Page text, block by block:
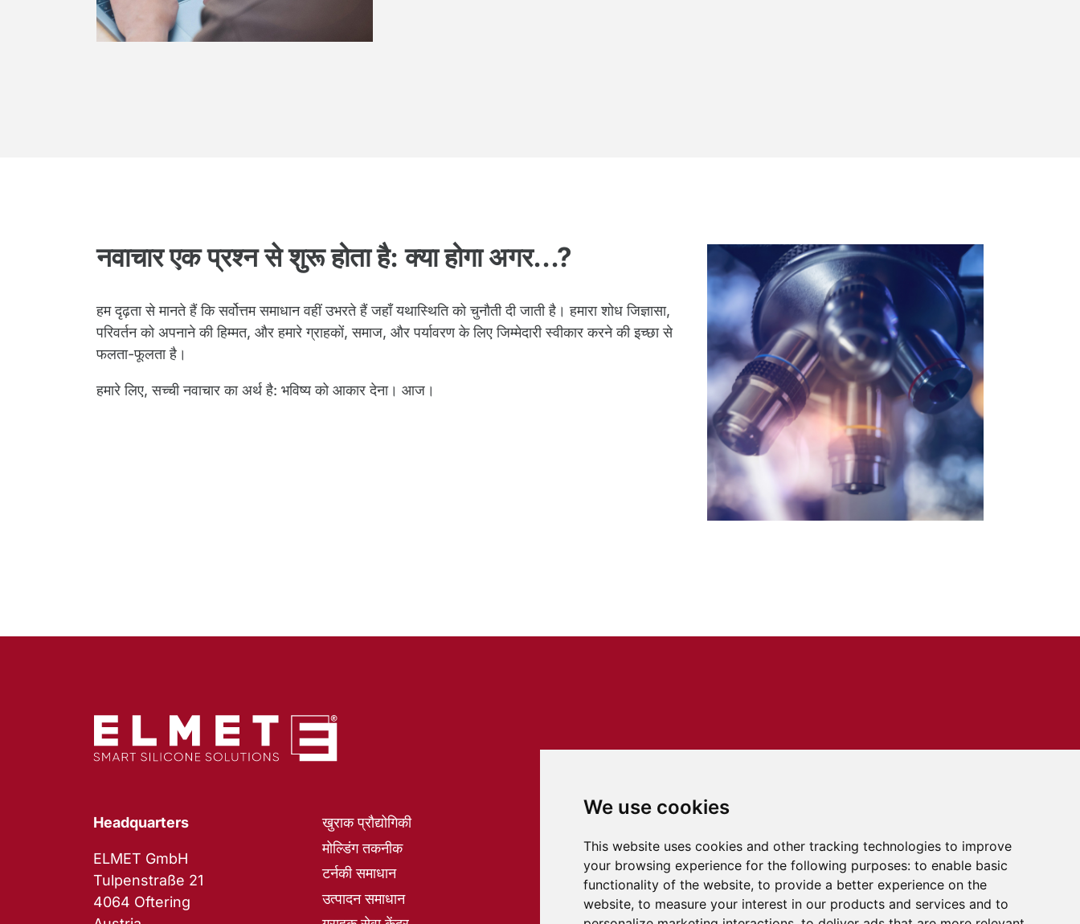
We use cookies
This website uses cookies and other tracking technologies to improve
your browsing experience for the following purposes: to enable basic
functionality of the website, to provide a better experience on the
website, to measure your interest in our products and services and to
नवाचार एक प्रश्न से शुरू होता है: क्या होगा अगर...?
हम दृढ़ता से मानते हैं कि सर्वोत्तम समाधान वहीं उभरते हैं जहाँ यथास्थिति को चुनौती दी जाती है। हमारा शोध जिज्ञासा,
परिवर्तन को अपनाने की हिम्मत, और हमारे ग्राहकों, समाज, और पर्यावरण के लिए जिम्मेदारी स्वीकार करने की इच्छा से
फलता-फूलता है।
हमारे लिए, सच्ची नवाचार का अर्थ है: भविष्य को आकार देना। आज।
Headquarters
ELMET GmbH
Tulpenstraße 21
4064 Oftering
खुराक प्रौद्योगिकी
मोल्डिंग तकनीक
टर्नकी समाधान
उत्पादन समाधान
सामान्य नियम और शर्तें
कानूनी सूचना